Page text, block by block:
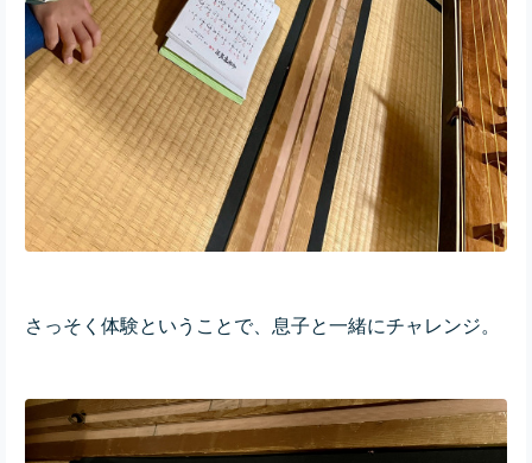
さっそく体験ということで、息子と一緒にチャレンジ。